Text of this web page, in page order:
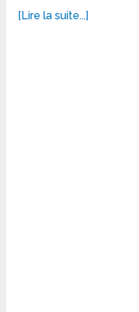
[Lire la suite...]